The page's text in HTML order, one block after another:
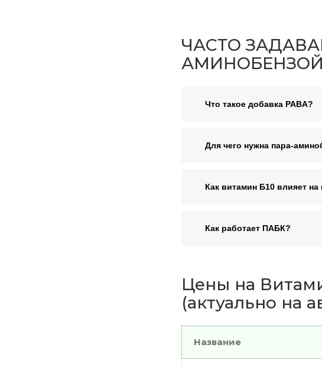
ЧАСТО
Что такое добавка PABA?
Для чего нужна пара-
Как витамин Б10 влияет
Как работает ПАБК?
Цены на
(актуально на
Название